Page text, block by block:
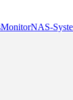
MonitorNAS-